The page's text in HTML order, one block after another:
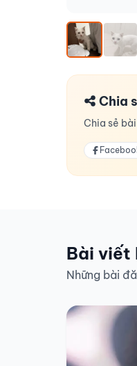
Chia
Chia sẻ
Bài viết
Những bài